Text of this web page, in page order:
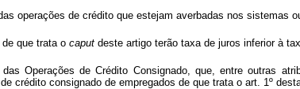
operações de crédito que estejam averbadas nos
que trata o caputdeste artigo terão taxa de juros inferior à
Operações de Crédito Consignado, que, entre outras
crédito consignado de empregados de que trata o art. 1º